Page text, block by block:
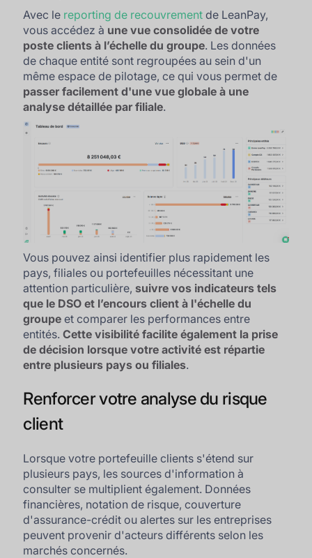
Avec le reporting de recouvrement de LeanPay,
vous accédez à une vue consolidée de votre
poste clients à l’échelle du groupe. Les données
de chaque entité sont regroupées au sein d'un
même espace de pilotage, ce qui vous permet de
passer facilement d'une vue globale à une
analyse détaillée par filiale.
Vous pouvez ainsi identifier plus rapidement les
pays, filiales ou portefeuilles nécessitant une
attention particulière, suivre vos indicateurs tels
que le DSO et l’encours client à l'échelle du
groupe et comparer les performances entre
entités.Cette visibilité facilite également la prise
de décision lorsque votre activité est répartie
entre plusieurs pays ou filiales.
Renforcer votre analyse du risque
client
Lorsque votre portefeuille clients s'étend sur
plusieurs pays, les sources d'information à
consulter se multiplient également. Données
financières, notation de risque, couverture
d'assurance-crédit ou alertes sur les entreprises
peuvent provenir d'acteurs différents selon les
marchés concernés.